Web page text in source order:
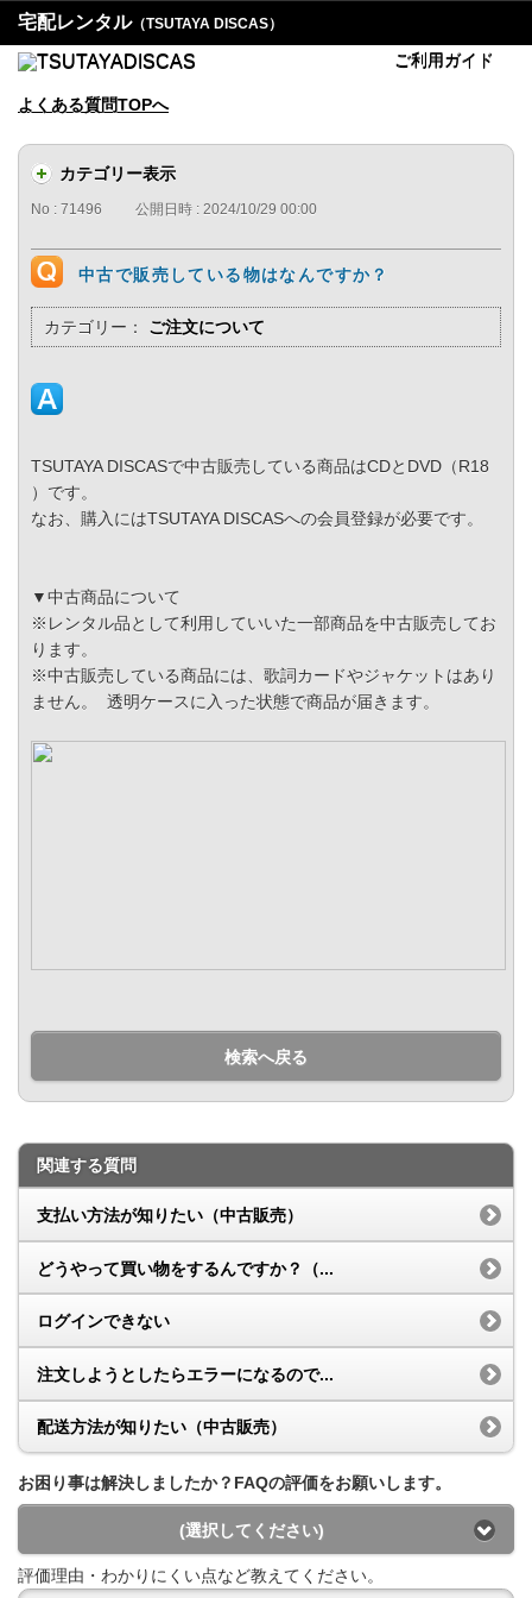
宅配レンタル（TSUTAYA DISCAS）
ご利用ガイド
よくある質問TOPへ
カテゴリー表示
No : 71496 公開日時 : 2024/10/29 00:00
中古で販売している物はなんですか？
カテゴリー： ご注文について
TSUTAYA DISCASで中古販売している商品はCDとDVD（R18
）です。
なお、購入にはTSUTAYA DISCASへの会員登録が必要です。
▼中古商品について
※レンタル品として利用していいた一部商品を中古販売してお
ります。
※中古販売している商品には、歌詞カードやジャケットはあり
ません。 透明ケースに入った状態で商品が届きます。
検索へ戻る
関連する質問
支払い方法が知りたい（中古販売）
どうやって買い物をするんですか？（...
ログインできない
注文しようとしたらエラーになるので...
配送方法が知りたい（中古販売）
お困り事は解決しましたか？FAQの評価をお願いします。
(選択してください)
評価理由・わかりにくい点など教えてください。